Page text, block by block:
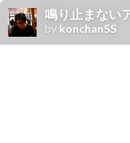
鳴り止まない
by konchanSS